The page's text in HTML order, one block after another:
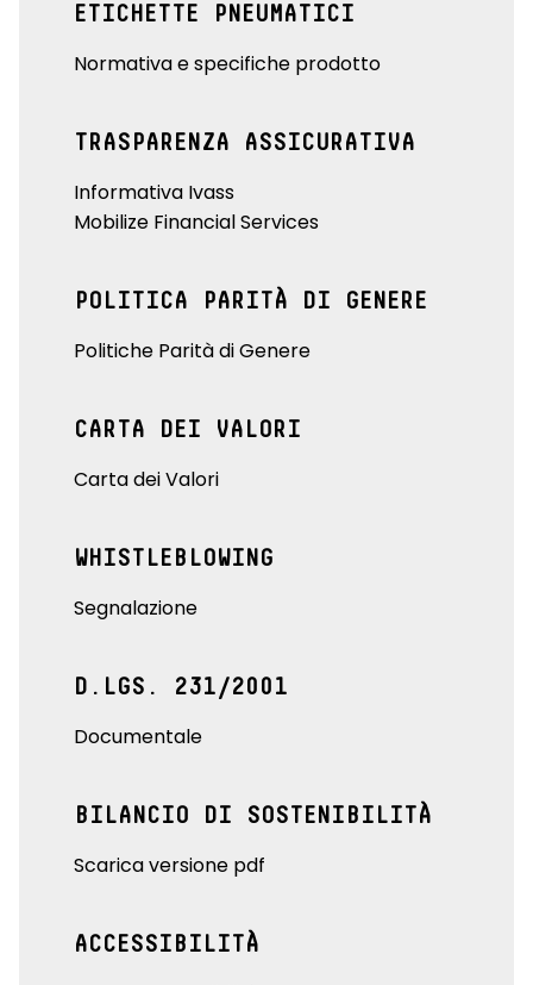
ETICHETTE PNEUMATICI
Normativa e specifiche prodotto
TRASPARENZA ASSICURATIVA
Informativa Ivass
Mobilize Financial Services
POLITICA PARITÀ DI GENERE
Politiche Parità di Genere
CARTA DEI VALORI
Carta dei Valori
WHISTLEBLOWING
Segnalazione
D.LGS. 231/2001
Documentale
BILANCIO DI SOSTENIBILITÀ
Scarica versione pdf
ACCESSIBILITÀ